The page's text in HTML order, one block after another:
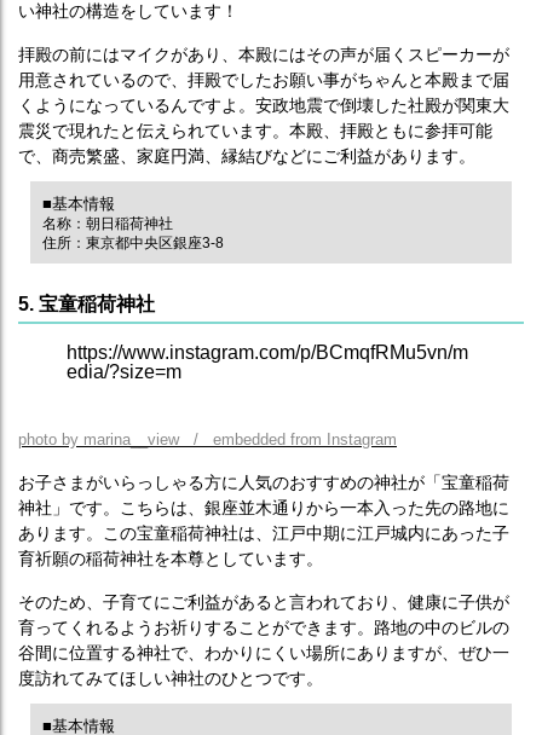
い神社の構造をしています！
拝殿の前にはマイクがあり、本殿にはその声が届くスピーカーが
用意されているので、拝殿でしたお願い事がちゃんと本殿まで届
くようになっているんですよ。安政地震で倒壊した社殿が関東大
震災で現れたと伝えられています。本殿、拝殿ともに参拝可能
で、商売繁盛、家庭円満、縁結びなどにご利益があります。
■基本情報
名称：朝日稲荷神社
住所：東京都中央区銀座3-8
5. 宝童稲荷神社
https://www.instagram.com/p/BCmqfRMu5vn/m
edia/?size=m
photo by marina__view / embedded from Instagram
お子さまがいらっしゃる方に人気のおすすめの神社が「宝童稲荷
神社」です。こちらは、銀座並木通りから一本入った先の路地に
あります。この宝童稲荷神社は、江戸中期に江戸城内にあった子
育祈願の稲荷神社を本尊としています。
そのため、子育てにご利益があると言われており、健康に子供が
育ってくれるようお祈りすることができます。路地の中のビルの
谷間に位置する神社で、わかりにくい場所にありますが、ぜひ一
度訪れてみてほしい神社のひとつです。
■基本情報